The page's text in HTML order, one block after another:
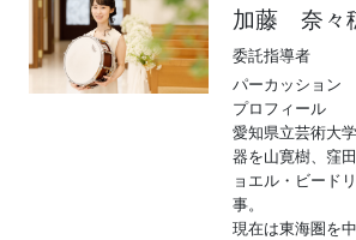
加藤 奈々
委託指導者
パーカッション
プロフィール
愛知県立芸術大
器を山寛樹、窪
ョエル・ビード
事。
現在は東海圏を